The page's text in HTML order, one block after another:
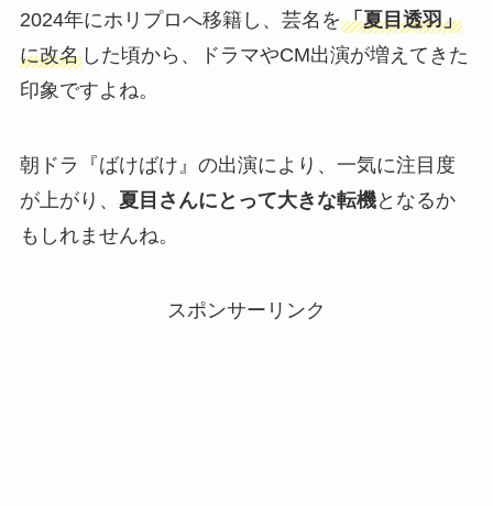
2024年にホリプロへ移籍し、芸名を「夏目透羽」
に改名した頃から、ドラマやCM出演が増えてきた
印象ですよね。
朝ドラ『ばけばけ』の出演により、一気に注目度
が上がり、 夏目さんにとって大きな転機となるか
もしれませんね。
スポンサーリンク